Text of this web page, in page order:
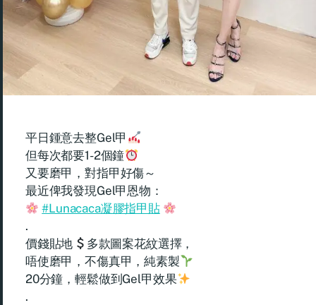
平日鍾意去整Gel甲
但每次都要1-2個鐘
又要磨甲，對指甲好傷～
最近俾我發現Gel甲恩物：
#Lunacaca凝膠指甲貼
.
價錢貼地
多款圖案花紋選擇，
唔使磨甲，不傷真甲，純素製
20分鐘，輕鬆做到Gel甲效果
.